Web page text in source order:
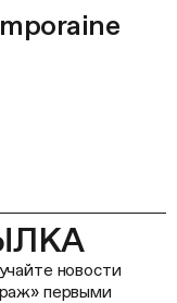
новости
первыми